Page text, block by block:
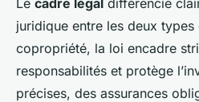
juridique entre les deux
copropriété, la loi encadre
responsabilités et protège
précises, des assurances